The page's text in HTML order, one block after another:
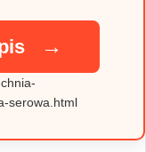
→
serowa.html